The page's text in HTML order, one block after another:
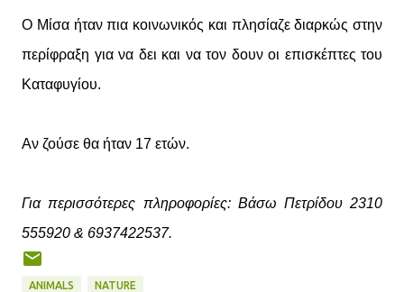
Ο Μίσα ήταν πια κοινωνικός και πλησίαζε διαρκώς στην
περίφραξη για να δει και να τον δουν οι επισκέπτες του
Καταφυγίου.
Αν ζούσε θα ήταν 17 ετών.
Για περισσότερες πληροφορίες: Βάσω Πετρίδου 2310
555920 & 6937422537.
ANIMALS NATURE